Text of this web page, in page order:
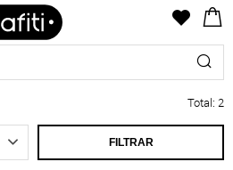
Total: 2
FILTRAR